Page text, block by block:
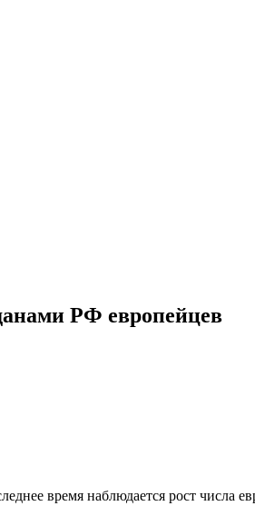
РФ европейцев
время наблюдается рост числа